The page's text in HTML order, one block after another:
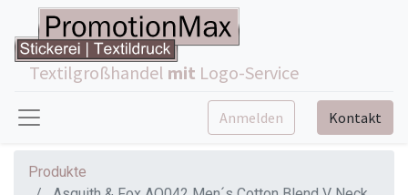
Textilgroßhandel mit Logo-Service
Anmelden Kontakt
Produkte